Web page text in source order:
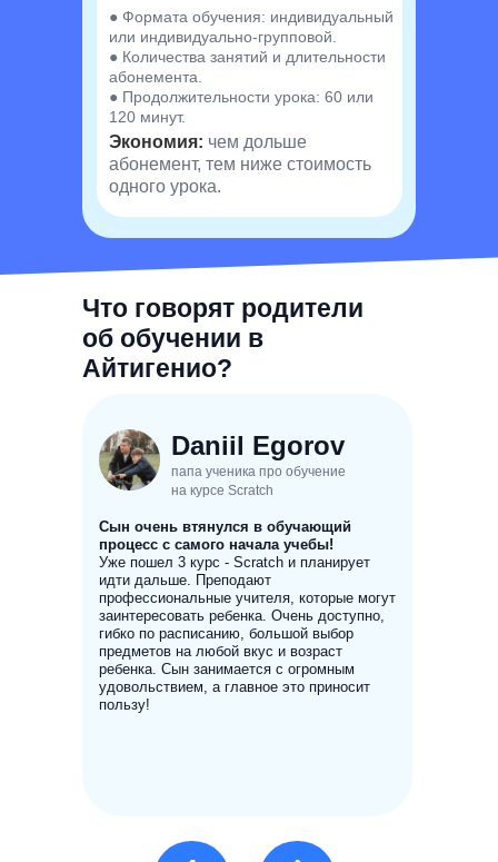
● Формата обучения: индивидуальный
или индивидуально-групповой.
● Количества занятий и длительности
абонемента.
● Продолжительности урока: 60 или
120 минут.
Экономия: чем дольше
абонемент, тем ниже стоимость
одного урока.
Что говорят родители
об обучении в
Айтигенио?
Daniil Egorov
папа ученика про обучение
на курсе Scratch
Сын очень втянулся в обучающий
процесс с самого начала учебы!
Уже пошел 3 курс - Scratch и планирует
идти дальше. Преподают
профессиональные учителя, которые могут
заинтересовать ребенка. Очень доступно,
гибко по расписанию, большой выбор
предметов на любой вкус и возраст
ребенка. Сын занимается с огромным
удовольствием, а главное это приносит
пользу!